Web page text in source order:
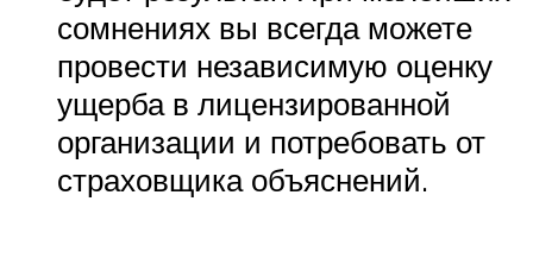
сомнениях вы всегда можете
провести независимую оценку
ущерба в лицензированной
организации и потребовать от
страховщика объяснений.